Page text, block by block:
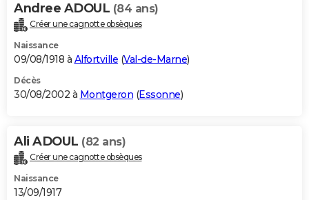
Andree ADOUL (84 ans)
Créer une cagnotte obsèques
Naissance
09/08/1918 à Alfortville (Val-de-Marne)
Décès
30/08/2002 à Montgeron (Essonne)
Ali ADOUL (82 ans)
Créer une cagnotte obsèques
Naissance
13/09/1917